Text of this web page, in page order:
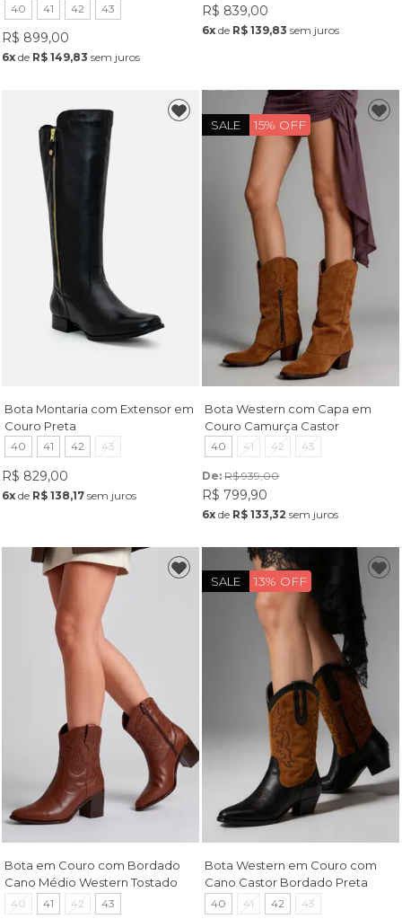
40 41 42 43
R$ 899,00
6xde R$ 149,83 sem juros
R$ 839,00
6x de R$ 139,83 sem juros
Bota Montaria com Extensor em
Couro Preta
40 41 42 43
R$ 829,00
6xde R$ 138,17sem juros
SALE 15% OFF
Bota Western com Capa em
Couro Camurça Castor
40 41 42 43
De: R$ 939,00
R$ 799,90
6x de R$ 133,32 sem juros
Bota em Couro com Bordado
Cano Médio Western Tostado
40 41 42 43
SALE 13% OFF
Bota Western em Couro com
Cano Castor Bordado Preta
40 41 42 43